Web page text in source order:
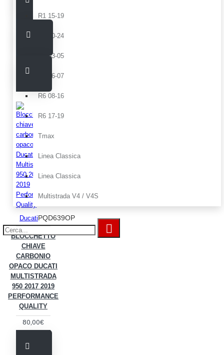
R1 15-19
R1 20-24
R6 03-05
R6 06-07
R6 08-16
R6 17-19
Tmax
Linea Classica
Linea Classica
Multistrada V4 / V4S
DucatiPQD639OP
BLOCCHETTO
CHIAVE
CARBONIO
OPACO DUCATI
MULTISTRADA
950 2017 2019
PERFORMANCE
QUALITY
80,00€